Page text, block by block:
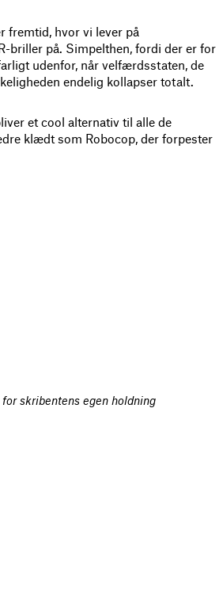
fremtid, hvor vi lever på
briller på. Simpelthen, fordi der er for
udenfor, når velfærdsstaten, de
endelig kollapser totalt.
et cool alternativ til alle de
klædt som Robocop, der forpester
skribentens egen holdning